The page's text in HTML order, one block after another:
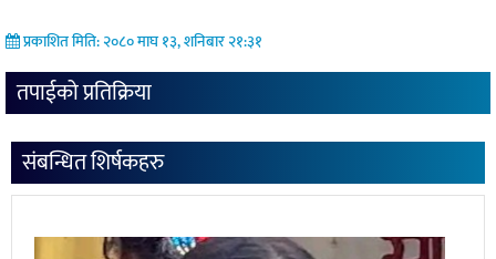
प्रकाशित मिति: २०८० माघ १३, शनिबार २१:३१
तपाईको प्रतिक्रिया
संबन्धित शिर्षकहरु